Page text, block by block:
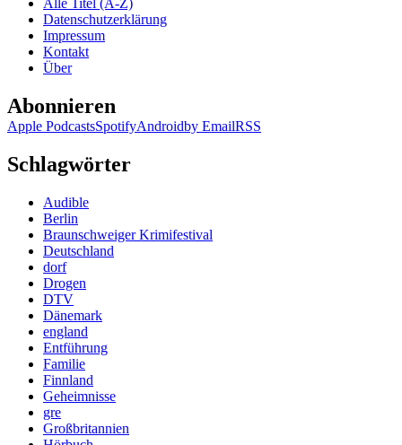
Alle Titel (A-Z)
Datenschutzerklärung
Impressum
Kontakt
Über
Abonnieren
Apple PodcastsSpotifyAndroidby EmailRSS
Schlagwörter
Audible
Berlin
Braunschweiger Krimifestival
Deutschland
dorf
Drogen
DTV
Dänemark
england
Entführung
Familie
Finnland
Geheimnisse
gre
Großbritannien